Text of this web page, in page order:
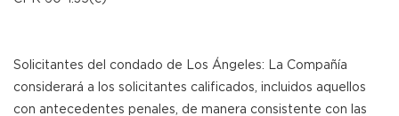
Solicitantes del condado de Los Ángeles: La Compañía
considerará a los solicitantes calificados, incluidos aquellos
con antecedentes penales, de manera consistente con las